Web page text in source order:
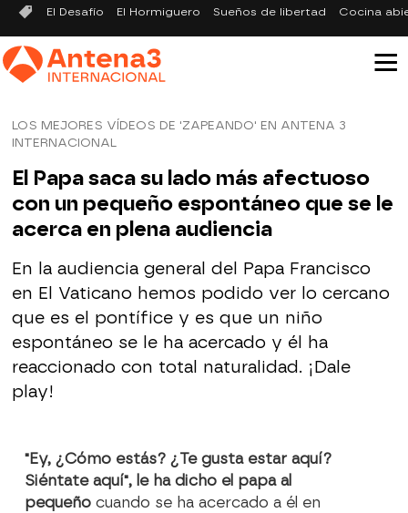
El Desafío El Hormiguero Sueños de libertad Cocina
LOS MEJORES VÍDEOS DE 'ZAPEANDO' EN ANTENA 3
INTERNACIONAL
El Papa saca su lado más afectuoso
con un pequeño espontáneo que se le
acerca en plena audiencia
En la audiencia general del Papa Francisco
en El Vaticano hemos podido ver lo cercano
que es el pontífice y es que un niño
espontáneo se le ha acercado y él ha
reaccionado con total naturalidad. ¡Dale
play!
"Ey, ¿Cómo estás? ¿Te gusta estar aquí?
Siéntate aquí", le ha dicho el papa al
pequeñocuando se ha acercado a él en